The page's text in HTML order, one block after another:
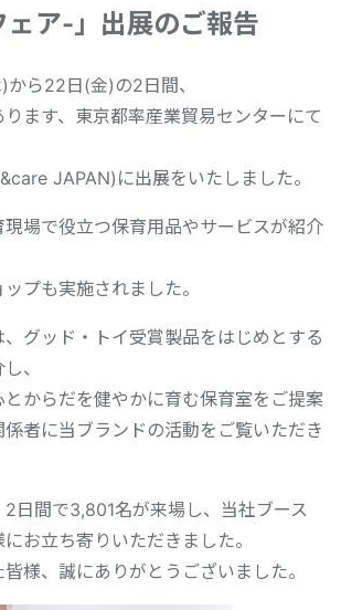
ェア-」出展のご報告
ら22日(金)の2日間、
ます、東京都率産業貿易センターにて
JAPAN)に出展をいたしました。
場で役立つ保育用品やサービスが紹介
プも実施されました。
グッド・トイ受賞製品をはじめとする
、
からだを健やかに育む保育室をご提案
係者に当ブランドの活動をご覧いただき
日間で3,801名が来場し、当社ブース
お立ち寄りいただきました。
様、誠にありがとうございました。